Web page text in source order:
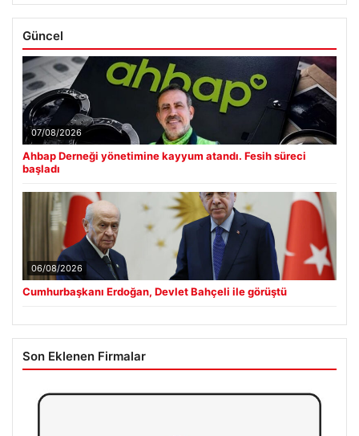
Güncel
07/08/2026
Ahbap Derneği yönetimine kayyum atandı. Fesih süreci
başladı
06/08/2026
Cumhurbaşkanı Erdoğan, Devlet Bahçeli ile görüştü
Son Eklenen Firmalar